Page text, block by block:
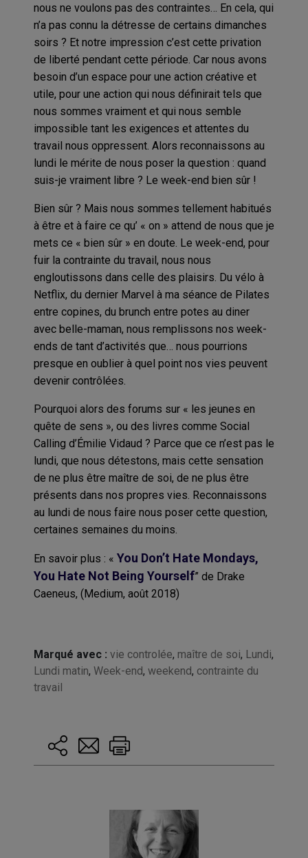
nous ne voulons pas des contraintes… En cela, qui
n’a pas connu la détresse de certains dimanches
soirs ? Et notre impression c’est cette privation
de liberté pendant cette période. Car nous avons
besoin d’un espace pour une action créative et
utile, pour une action qui nous définirait tels que
nous sommes vraiment et qui nous semble
impossible tant les exigences et attentes du
travail nous oppressent. Alors reconnaissons au
lundi le mérite de nous poser la question : quand
suis-je vraiment libre ? Le week-end bien sûr !
Bien sûr ? Mais nous sommes tellement habitués
à être et à faire ce qu’ « on » attend de nous que je
mets ce « bien sûr » en doute. Le week-end, pour
fuir la contrainte du travail, nous nous
engloutissons dans celle des plaisirs. Du vélo à
Netflix, du dernier Marvel à ma séance de Pilates
entre copines, du brunch entre potes au diner
avec belle-maman, nous remplissons nos week-
ends de tant d’activités que… nous pourrions
presque en oublier à quel point nos vies peuvent
devenir contrôlées.
Pourquoi alors des forums sur « les jeunes en
quête de sens », ou des livres comme Social
Calling d’Émilie Vidaud ? Parce que ce n’est pas le
lundi, que nous détestons, mais cette sensation
de ne plus être maître de soi, de ne plus être
présents dans nos propres vies. Reconnaissons
au lundi de nous faire nous poser cette question,
certaines semaines du moins.
En savoir plus : « You Don’t Hate Mondays,
You Hate Not Being Yourself” de Drake
Caeneus, (Medium, août 2018)
Marqué avec : vie controlée, maître de soi, Lundi,
Lundi matin, Week-end, weekend, contrainte du
travail